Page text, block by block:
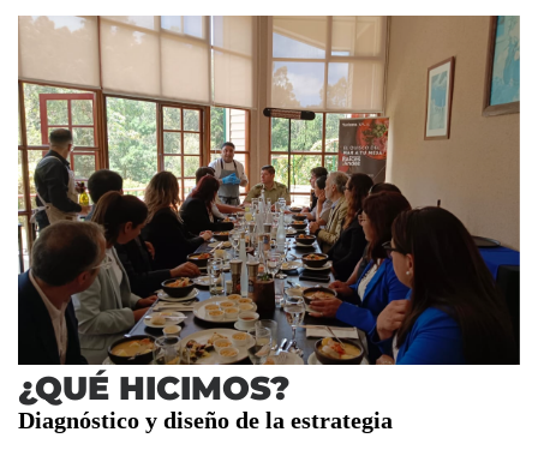
¿QUÉ HICIMOS?
Diagnóstico y diseño de la estrategia